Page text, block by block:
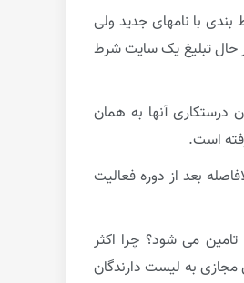
با نامهای جدید ولی
حال تبلیغ یک سایت شرط
درستکاری آنها به همان
است.
بعد از دوره فعالیت
می شود؟ چرا اکثر
مجازی به لیست دارندگان